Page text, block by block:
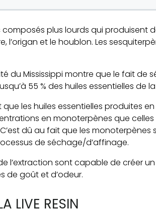
plus lourds qui produisent
l’origan et le houblon. Les
du Mississippi montre que le fait de
55 % des huiles essentielles de
les huiles essentielles produites
en monoterpènes que celles
dû au fait que les monoterpènes
de séchage/d’affinage.
l’extraction sont capable de créer
de goût et d’odeur.
LIVE RESIN